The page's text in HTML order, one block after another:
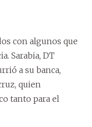
con algunos que
Sarabia, DT
a su banca,
quien
tanto para el